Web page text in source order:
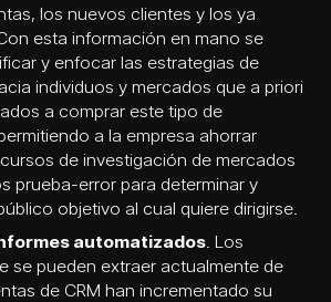
los nuevos clientes y los ya
esta información en mano se
y enfocar las estrategias de
individuos y mercados que a priori
a comprar este tipo de
a la empresa ahorrar
de investigación de mercados
prueba-error para determinar y
objetivo al cual quiere dirigirse.
automatizados . Los
se pueden extraer actualmente de
de CRM han incrementado su